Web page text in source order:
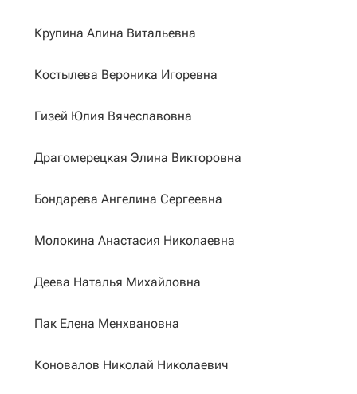
Крупина Алина Витальевна
Костылева Вероника Игоревна
Гизей Юлия Вячеславовна
Драгомерецкая Элина Викторовна
Бондарева Ангелина Сергеевна
Молокина Анастасия Николаевна
Деева Наталья Михайловна
Пак Елена Менхвановна
Коновалов Николай Николаевич